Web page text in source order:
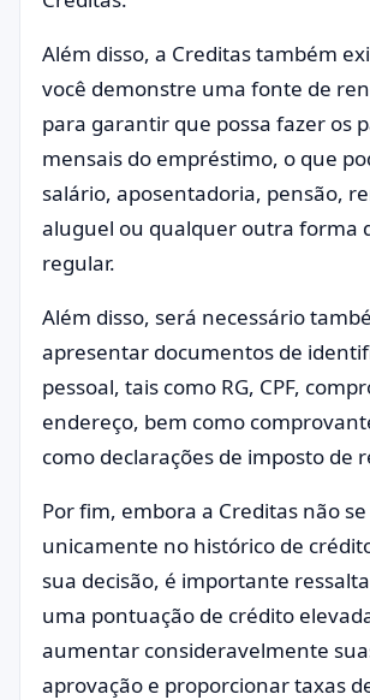
Além disso, a Creditas também
você demonstre uma fonte de
para garantir que possa fazer os
mensais do empréstimo, o que
salário, aposentadoria, pensão,
aluguel ou qualquer outra forma
regular.
Além disso, será necessário
apresentar documentos de
pessoal, tais como RG, CPF,
endereço, bem como
como declarações de imposto de
Por fim, embora a Creditas não
unicamente no histórico de
sua decisão, é importante
uma pontuação de crédito
aumentar consideravelmente
aprovação e proporcionar taxas